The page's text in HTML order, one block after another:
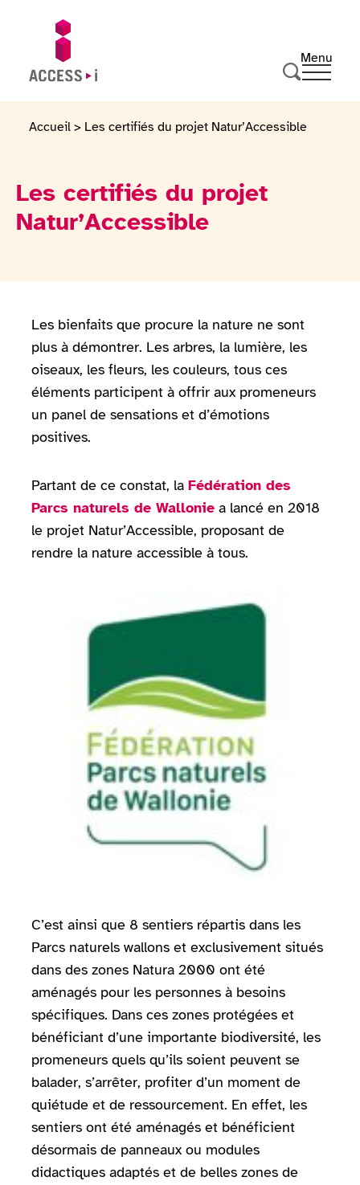
Passer au contenu
Menu
Ouvrir
Accueil > Les certifiés du projet Natur’Accessible
Les certifiés du projet
Natur’Accessible
Les bienfaits que procure la nature ne sont
plus à démontrer. Les arbres, la lumière, les
oiseaux, les fleurs, les couleurs, tous ces
éléments participent à offrir aux promeneurs
un panel de sensations et d’émotions
positives.
Partant de ce constat, la Fédération des
Parcs naturels de Walloniea lancé en 2018
le projet Natur’Accessible, proposant de
rendre la nature accessible à tous.
C’est ainsi que 8 sentiers répartis dans les
Parcs naturels wallons et exclusivement situés
dans des zones Natura 2000 ont été
aménagés pour les personnes à besoins
spécifiques. Dans ces zones protégées et
bénéficiant d’une importante biodiversité, les
promeneurs quels qu’ils soient peuvent se
balader, s’arrêter, profiter d’un moment de
quiétude et de ressourcement. En effet, les
sentiers ont été aménagés et bénéficient
désormais de panneaux ou modules
didactiques adaptés et de belles zones de